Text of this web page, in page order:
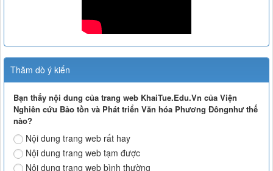
Thăm dò ý kiến
Bạn thấy nội dung của trang web KhaiTue.Edu.Vn của Viện
Nghiên cứu Bảo tồn và Phát triển Văn hóa Phương Đôngnhư thế
nào?
Nội dung trang web rất hay
Nội dung trang web tạm được
Nội dung trang web bình thường